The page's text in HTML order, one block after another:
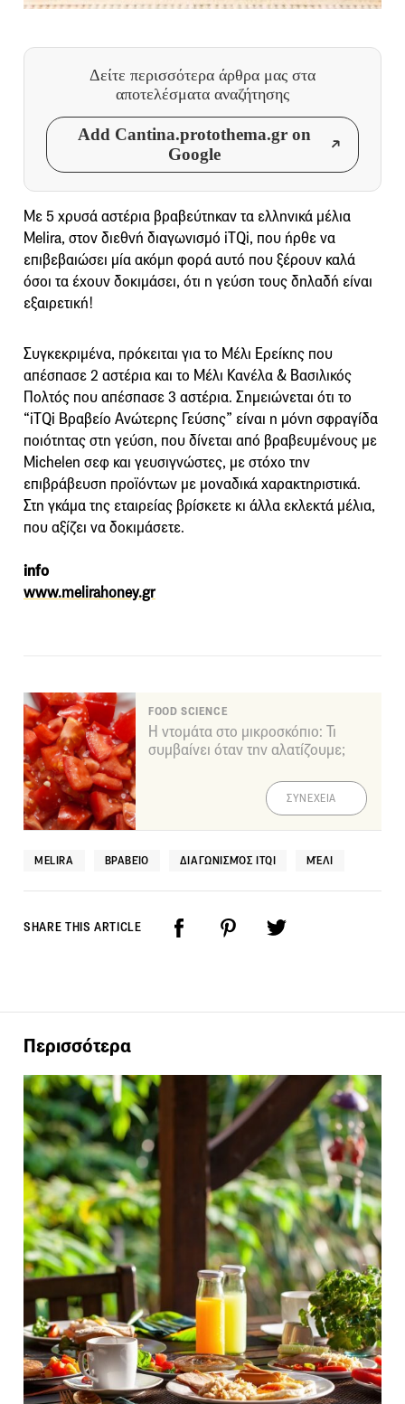
Δείτε περισσότερα άρθρα μας στα
αποτελέσματα αναζήτησης
Add Cantina.protothema.gr on
Google
Με 5 χρυσά αστέρια βραβεύτηκαν τα ελληνικά μέλια
Melira, στον διεθνή διαγωνισμό iTQi, που ήρθε να
επιβεβαιώσει μία ακόμη φορά αυτό που ξέρουν καλά
όσοι τα έχουν δοκιμάσει, ότι η γεύση τους δηλαδή είναι
εξαιρετική!
Συγκεκριμένα, πρόκειται για το Μέλι Ερείκης που
απέσπασε 2 αστέρια και το Μέλι Κανέλα & Βασιλικός
Πολτός που απέσπασε 3 αστέρια. Σημειώνεται ότι το
“iTQi Βραβείο Ανώτερης Γεύσης” είναι η μόνη σφραγίδα
ποιότητας στη γεύση, που δίνεται από βραβευμένους με
Michelen σεφ και γευσιγνώστες, με στόχο την
επιβράβευση προϊόντων με μοναδικά χαρακτηριστικά.
Στη γκάμα της εταιρείας βρίσκετε κι άλλα εκλεκτά μέλια,
που αξίζει να δοκιμάσετε.
info
www.melirahoney.gr
FOOD SCIENCE
Η ντομάτα στο μικροσκόπιο: Τι
συμβαίνει όταν την αλατίζουμε;
ΣΥΝΕΧΕΙΑ
MELIRA ΒΡΑΒΕΊΟ ΔΙΑΓΩΝΙΣΜΌΣ ITQI ΜΈΛΙ
SHARE THIS ARTICLE
Περισσότερα